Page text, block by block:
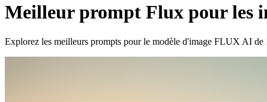
Meilleur prompt Flux pour les
Explorez les meilleurs prompts pour le modèle d'image FLUX AI